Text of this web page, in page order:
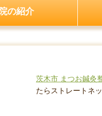
院の紹介
茨木市 まつお鍼灸
たらストレートネ